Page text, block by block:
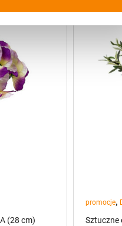
(28 cm)
promocje,
Sztuczne